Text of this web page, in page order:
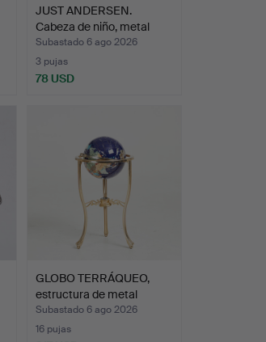
JUST ANDERSEN.
Cabeza de niño, metal
disco…
Subastado 6 ago 2026
3 pujas
78 USD
GLOBO TERRÁQUEO,
estructura de metal
dorad…
Subastado 6 ago 2026
16 pujas